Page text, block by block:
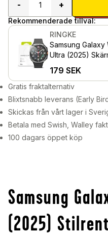
-
+
Rekommenderade tillval:
RINGKE
Samsung Galaxy
Ultra (2025)
179 SEK
Gratis fraktalternativ
Blixtsnabb leverans (Early
Skickas från vårt lager i
Betala med Swish, Walley
100 dagars öppet köp
Samsung
(2025)